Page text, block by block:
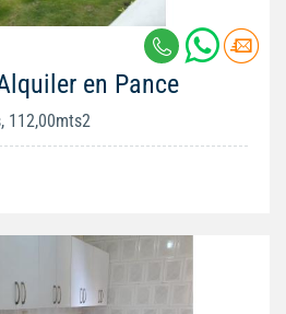
en Pance
112,00mts2